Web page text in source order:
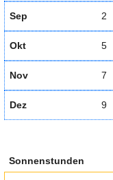
Sep 2
Okt 5
Nov 7
Dez 9
Sonnenstunden